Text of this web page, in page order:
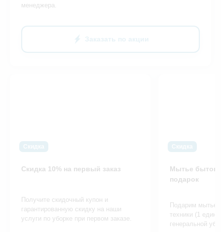
менеджера.
Заказать по акции
Скидка
Скидка 10% на первый заказ
Получите скидочный купон и
гарантированную скидку на наши
услуги по уборке при первом заказе.
Скидка
Мытье
подарок
Подарим мытье
техники (1
генеральной